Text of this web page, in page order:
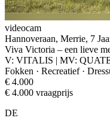
videocam
Hannoveraan, Merrie, 7
Viva Victoria – een lieve
V: VITALIS | MV:
Fokken · Recreatief ·
€ 4.000
€ 4.000 vraagprijs
DE